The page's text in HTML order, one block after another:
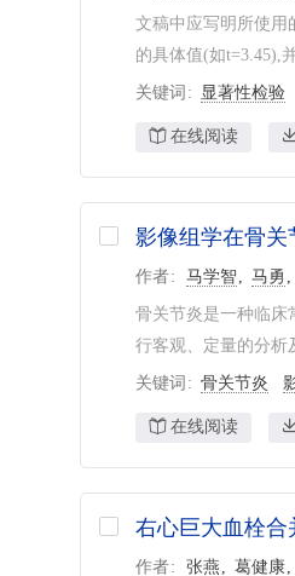
文稿中应写明所使用
的具体值(如t=3.45),
关键词 显著性检验
在线阅读
影像组学在骨
作者 马学智 马勇
骨关节炎是一种临床
行客观、定量的分析
关键词 骨关节炎
在线阅读
右心巨大血栓合
作者 张燕 葛健康